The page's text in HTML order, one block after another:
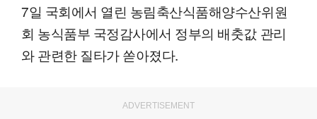
7일 국회에서 열린 농림축산식품해양수산위원
회 농식품부 국정감사에서 정부의 배춧값 관리
와 관련한 질타가 쏟아졌다.
ADVERTISEMENT